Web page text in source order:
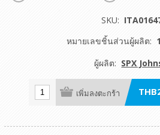
SKU:
หมายเลขชิ้นส่วนผู้ผลิต:
ผู้ผลิต: SPX
เพิ่มลงตะกร้า